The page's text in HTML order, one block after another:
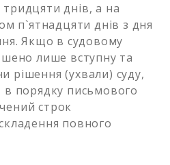
днів, а на
п`ятнадцяти днів з дня
Якщо в судовому
лише вступну та
рішення (ухвали) суду,
в порядку письмового
строк
повного